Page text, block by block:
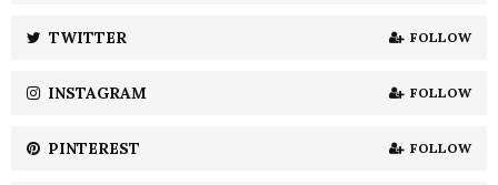
H
TWITTER FOLLOW
INSTAGRAM FOLLOW
PINTEREST FOLLOW